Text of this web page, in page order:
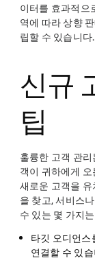
이터를 효과적으
역에 따라 상향
립할 수 있습니다.
신규
팁
훌륭한 고객 관
객이 귀하에게
새로운 고객을
을 찾고, 서비스
수 있는 몇 가지
타깃 오디언스
연결할 수 있